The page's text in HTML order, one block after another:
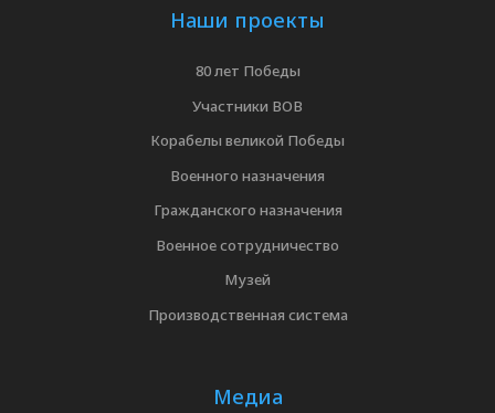
Наши проекты
80 лет Победы
Участники ВОВ
Корабелы великой Победы
Военного назначения
Гражданского назначения
Военное сотрудничество
Музей
Производственная система
Медиа